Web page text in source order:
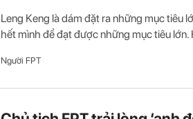
Leng Keng là dám đặt ra những mục tiêu
hết mình để đạt được những mục tiêu
Người FPT